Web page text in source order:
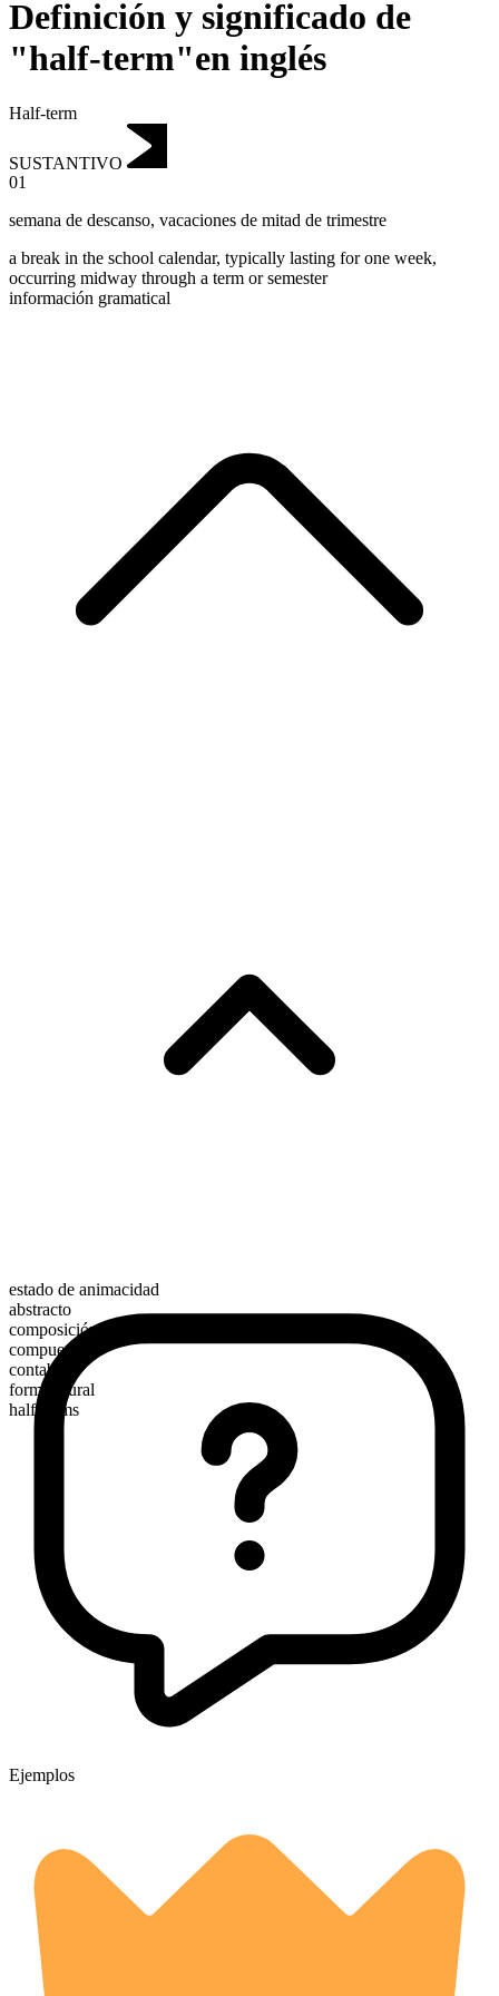
Definición y significado de
"half-term"en inglés
Half-term
SUSTANTIVO
01
semana de descanso, vacaciones de mitad de trimestre
a break in the school calendar, typically lasting for one week,
occurring midway through a term or semester
información gramatical
estado de animacidad
abstracto
composición morfológica
compuesto
contable
forma plural
half-terms
Ejemplos